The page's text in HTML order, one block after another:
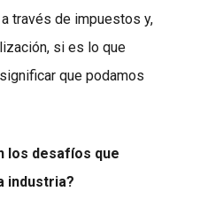
través de impuestos y,
si es lo que
que podamos
los desafíos que
industria?